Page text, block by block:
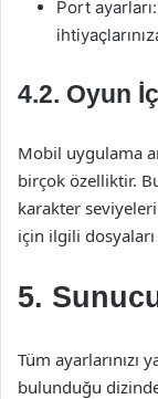
Port
4.2. Oyun
Mobil uygulama
birçok özelliktir.
karakter
için ilgili
5.
Tüm ayarlarınızı
bulunduğu